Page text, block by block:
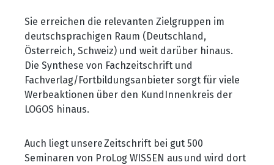
Sie erreichen die relevanten Zielgruppen im
deutschsprachigen Raum (Deutschland,
Österreich, Schweiz) und weit darüber hinaus.
Die Synthese von Fachzeitschrift und
Fachverlag/Fortbildungsanbieter sorgt für viele
Werbeaktionen über den KundInnenkreis der
LOGOS hinaus.
Auch liegt unsere Zeitschrift bei gut 500
Seminaren von ProLog WISSEN aus und wird dort